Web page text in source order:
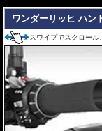
ワンダーリッヒ ハン
スワイプでスクロール